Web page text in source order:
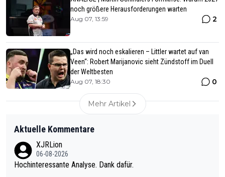
noch größere Herausforderungen warten
Aug 07, 13:59 2
„Das wird noch eskalieren – Littler wartet auf van
Veen“: Robert Marijanovic sieht Zündstoff im Duell
der Weltbesten
Aug 07, 18:30 0
Mehr Artikel
Aktuelle Kommentare
XJRLion
06-08-2026
Hochinteressante Analyse. Dank dafür.